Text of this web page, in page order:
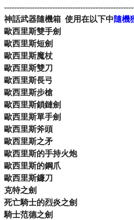
神話武器隨機箱 使用在以下中隨機
歐西里斯雙手劍
歐西里斯短劍
歐西里斯魔杖
歐西里斯雙刀
歐西里斯長弓
歐西里斯步槍
歐西里斯鎖鏈劍
歐西里斯單手劍
歐西里斯斧頭
歐西里斯之矛
歐西里斯的手持火炮
歐西里斯的鋼爪
歐西里斯鐮刀
克特之劍
死亡騎士的烈炎之劍
騎士范德之劍